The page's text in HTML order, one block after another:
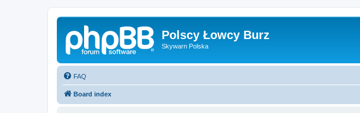
Polscy Łowcy Burz
Skywarn Polska
FAQ
Board index